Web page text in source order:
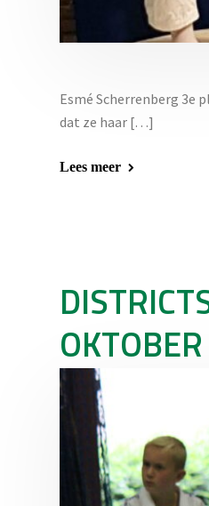
Esmé Scherrenberg 3e
dat ze haar […]
Lees meer